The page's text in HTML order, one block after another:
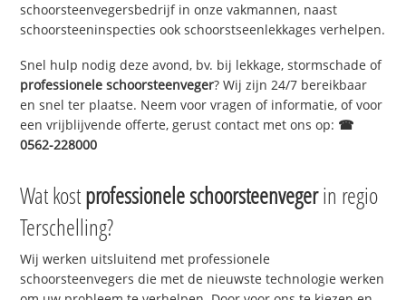
schoorsteenvegersbedrijf in onze vakmannen, naast
schoorsteeninspecties ook schoorstseenlekkages verhelpen.
Snel hulp nodig deze avond, bv. bij lekkage, stormschade of
professionele schoorsteenveger? Wij zijn 24/7 bereikbaar
en snel ter plaatse. Neem voor vragen of informatie, of voor
een vrijblijvende offerte, gerust contact met ons op: ☎
0562-228000
Wat kostprofessionele schoorsteenvegerin regio
Terschelling?
Wij werken uitsluitend met professionele
schoorsteenvegers die met de nieuwste technologie werken